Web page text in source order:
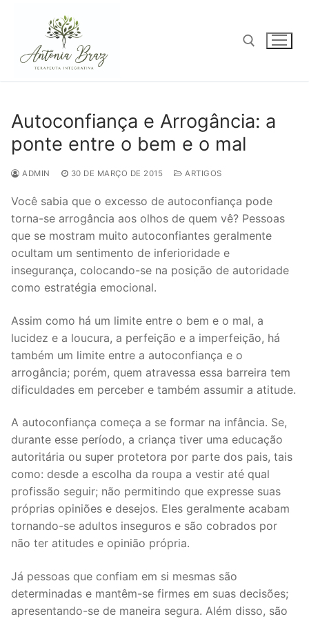
conteúdo
Autoconfiança e Arrogância: a
ponte entre o bem e o mal
ADMIN 30 DE MARÇO DE 2015 ARTIGOS
Você sabia que o excesso de autoconfiança pode
torna-se arrogância aos olhos de quem vê? Pessoas
que se mostram muito autoconfiantes geralmente
ocultam um sentimento de inferioridade e
insegurança, colocando-se na posição de autoridade
como estratégia emocional.
Assim como há um limite entre o bem e o mal, a
lucidez e a loucura, a perfeição e a imperfeição, há
também um limite entre a autoconfiança e o
arrogância; porém, quem atravessa essa barreira tem
dificuldades em perceber e também assumir a atitude.
A autoconfiança começa a se formar na infância. Se,
durante esse período, a criança tiver uma educação
autoritária ou super protetora por parte dos pais, tais
como: desde a escolha da roupa a vestir até qual
profissão seguir; não permitindo que expresse suas
próprias opiniões e desejos. Eles geralmente acabam
tornando-se adultos inseguros e são cobrados por
não ter atitudes e opinião própria.
Já pessoas que confiam em si mesmas são
determinadas e mantêm-se firmes em suas decisões;
apresentando-se de maneira segura. Além disso, são